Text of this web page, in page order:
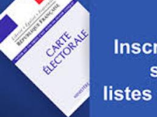
VIE COMMUNALE
MES SORTIES / MES LOISIRS